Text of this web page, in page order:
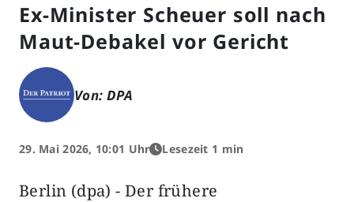
Ex-Minister Scheuer soll nach
Maut-Debakel vor Gericht
Von: DPA
29. Mai 2026, 10:01 Uhr Lesezeit 1 min
Berlin (dpa) - Der frühere